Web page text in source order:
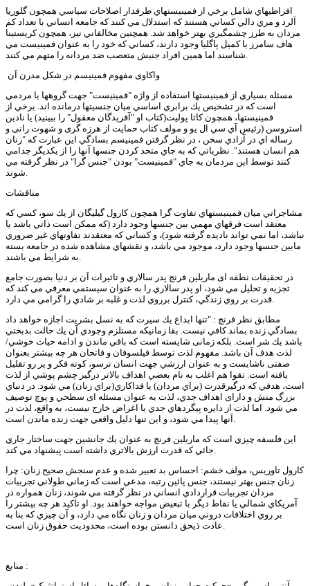
افراطيهاي شامل برخي از فمينيستهاي طرفدار اصلاحات سياسي همچون گلوريا
آلرد و مري دالي كساني هستند كه استدلال مي كنند كه جامعه انساني با تعداد كم
مردان به طرز چشمگيري بهتر خواهد شد. همچنين مخالفاني نيز، همچون كريستينا
هاف سامرز يا كميل پاگليا وجود دارند، كساني كه خود را به عنوان فمينيست مي
واکاوی مفهوم فمینیسم در شکل مدرن آن
مسئله بسياري از فمينيستها استفاده از واژه "فمينيست" جهت گروهها يا مردمي
است كه در تشخيص يك برابري اساسي ميان جنسيتها درمانده اند. برخي از
فمينيستها، همچون كاتا پوليت(كتاب او "آفريدگان معقول" را ببینید) يا نادين
استروسن (رئيس آي سي ال يو و مولف کتاب حمایت از هرزه گری و شهوت رانی و
رساله اي در آزادي سخن ، در نظر گرفتن فمينيسم بسادگي اين عبارت كه "زنان
هم انسان هستند". نظرياتي كه به جاي متحد كردن جنسها آنها را از يكديگر جدامي
كنند توسط اين مردمان به جاي "فمينيست" بودن "جنس گرا" در نظر گرفته مي
مناقشات
مشاجراتي ميان فمينيستهاي تفاوت گرا همچون كارول گيليگان از يك سو، كسي كه
معتقد است فرقهاي مهمي بين جنسها وجود دارد (كه ممكن است ذاتي باشد يا
نباشد، اما نمي تواند ناديده گرفته شود)، و كساني كه معتقدند تفاوتهاي غير ضروري
مابين جنسها وجود دارد،‌ موجود مي باشد، و نقشهاي مشاهده شده در جامعه بسته
در تحقیقات نطفه ای ماريلين فرنچ پدر سالاري و تاثيرات آن بر دنيا بصورت جامع
تجزيه و تحليل مي شود، او پدر سالاري را به عنوان سيستمي معرفي مي كند كه
مطابق نظر فرنچ : "تنها ابداع يك سيرت كه به نسل بشريت اجازه خواهد داد
بسادگي زنده بماند كافي نيست. بقا زمانيكه مستلزم وجودي آن يك حالت بدبختي
باشد يك شر است. بلکه زمانی شايسته است که باقي ماندن و ادامه حيات خوشي/
لذت هدف آن باشد. مفهوم لذت توسط فيلسوفان و فاتحان هر چه بيشتر بعنوان
صفتی ناشایست و به عنوان ارزشي جهت انسان ترسو، كوته فكر و پر رو تقليل
يافته است. تقوا هم اغلب به نام بعضي اهداف بالاتر درگير چشم پوشي از لذت
است، هدفي كه درگيرقدرت (براي مردان) يا فداكاري(براي زنان) مي شود. در دنياي
بزرگ منش و دارای اهداف جدي، لذت به عنوان مسئله ای سطحي و پوچ توصيف
مي شود. اما لذت از دایره پيگردهاي جدي يا اغراض خارج نيست، به واقع، لذت در
اين فلسفه چيزي است كه ماريلين فرنچ به عنوان يك جانشين جهت ساختار جاري
كارول تاوريس، مولف خشم: احساس بد تعبير شده و عدم سنجش صحیح زنان: چرا
زنان جنس بهتر نيستند، جنس پائين رتبه، مدعي است كه زماني طولاني تجربيات
مردان تجربيات قراردادي انساني در نظر گرفته مي شوند، زنان همواره در
آمريكاي شمالي يا نقاط ديگر با تبعيض مواجه خواهند بود. او تاكيد هر چه بيشتر را
بر روي اختلافات دروني ميان مردان و زنان نگاه مي دارد، و آن چيزي كه بنا به
منابع :